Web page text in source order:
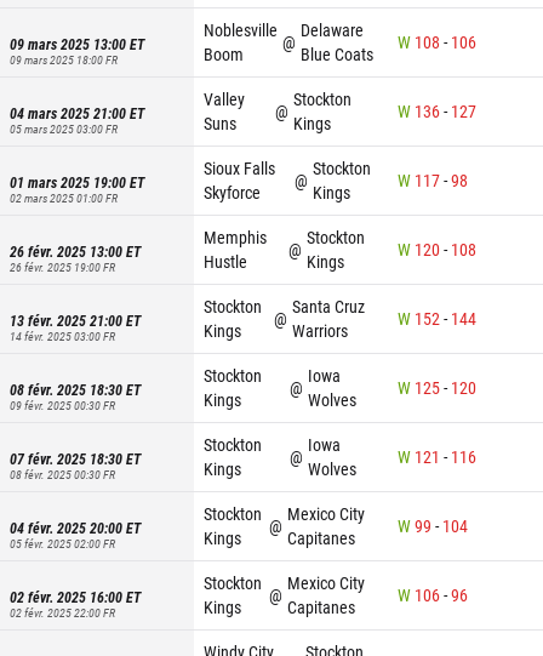
09 mars 2025 13:00ET
09 mars 2025 18:00FR
Noblesville
Boom
@
Delaware
Blue Coats
W 108 - 106
04 mars 2025 21:00ET
05 mars 2025 03:00FR
Valley
Suns
@
Stockton
Kings
W 136- 127
01 mars 2025 19:00ET
02 mars 2025 01:00FR
Sioux Falls
Skyforce
@
Stockton
Kings
W 117-98
26 févr. 2025 13:00ET
26 févr. 2025 19:00FR
Memphis
Hustle
@
Stockton
Kings
W 120- 108
13 févr. 2025 21:00ET
14 févr. 2025 03:00FR
Stockton
Kings
@
Santa Cruz
Warriors
W 152- 144
08 févr. 2025 18:30ET
09 févr. 2025 00:30FR
Stockton
Kings
@
Iowa
Wolves
W 125- 120
07 févr. 2025 18:30ET
08 févr. 2025 00:30FR
Stockton
Kings
@
Iowa
Wolves
W 121 - 116
04 févr. 2025 20:00ET
05 févr. 2025 02:00FR
Stockton
Kings
@
Mexico City
Capitanes
W99 - 104
02 févr. 2025 16:00ET
02 févr. 2025 22:00FR
Stockton
Kings
@
Mexico City
Capitanes
W 106-96